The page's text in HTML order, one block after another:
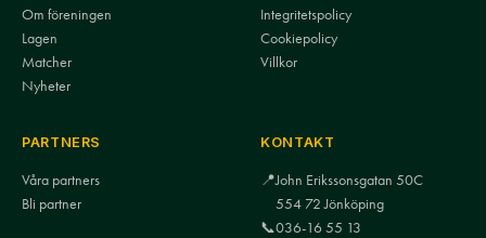
Om föreningen
Lagen
Matcher
Nyheter
Integritetspolicy
Cookiepolicy
Villkor
PARTNERS
Våra partners
Bli partner
KONTAKT
📍John Erikssonsgatan 50C
554 72 Jönköping
📞036-16 55 13